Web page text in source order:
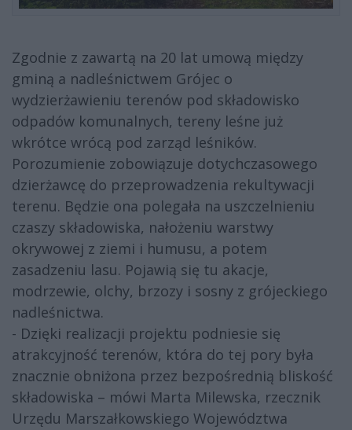
Zgodnie z zawartą na 20 lat umową między
gminą a nadleśnictwem Grójec o
wydzierżawieniu terenów pod składowisko
odpadów komunalnych, tereny leśne już
wkrótce wrócą pod zarząd leśników.
Porozumienie zobowiązuje dotychczasowego
dzierżawcę do przeprowadzenia rekultywacji
terenu. Będzie ona polegała na uszczelnieniu
czaszy składowiska, nałożeniu warstwy
okrywowej z ziemi i humusu, a potem
zasadzeniu lasu. Pojawią się tu akacje,
modrzewie, olchy, brzozy i sosny z grójeckiego
nadleśnictwa.
- Dzięki realizacji projektu podniesie się
atrakcyjność terenów, która do tej pory była
znacznie obniżona przez bezpośrednią bliskość
składowiska – mówi Marta Milewska, rzecznik
Urzędu Marszałkowskiego Województwa